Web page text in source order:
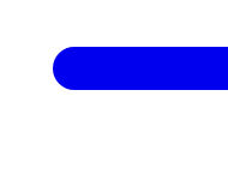
Aktiva substansen:
per sprayning). Övriga
citronsyramonohydrat,
bensalkoniumklorid